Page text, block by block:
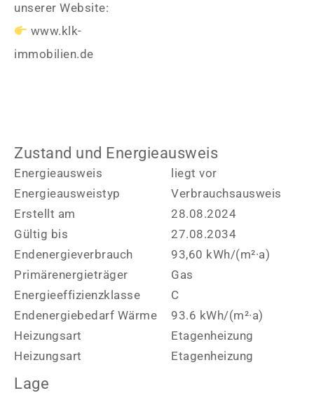
unserer Website:
www.klk-
immobilien.de
Zustand und Energieausweis
Energieausweis
liegt vor
Energie­ausweistyp
Verbrauchsausweis
Erstellt am
28.08.2024
Gültig bis
27.08.2034
Endenergieverbrauch
93,60 kWh/(m²·a)
Primärenergieträger
Gas
Energieeffizienzklasse
C
Endenergiebedarf Wärme
93.6 kWh/(m²·a)
Heizungsart
Etagenheizung
Heizungsart
Etagenheizung
Lage